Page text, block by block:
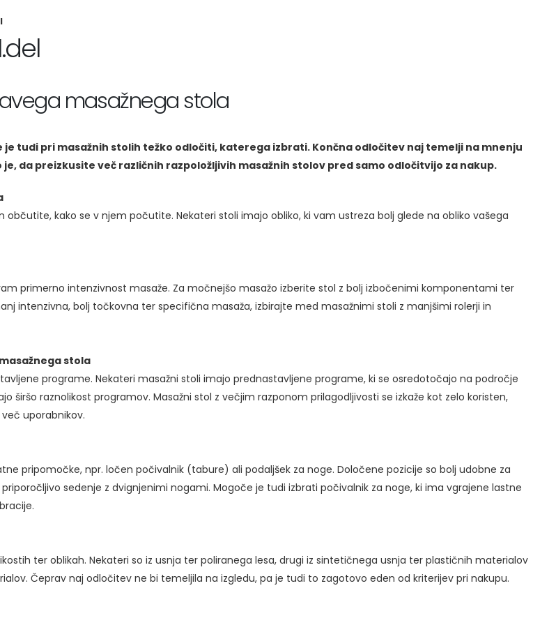
masažnega stola
je tudi pri masažnih stolih težko odločiti, katerega izbrati. Končna odločitev naj temelji na mnenju
da preizkusite več različnih razpoložljivih masažnih stolov pred samo odločitvijo za nakup.
občutite, kako se v njem počutite. Nekateri stoli imajo obliko, ki vam ustreza bolj glede na obliko vašega
primerno intenzivnost masaže. Za močnejšo masažo izberite stol z bolj izbočenimi komponentami ter
intenzivna, bolj točkovna ter specifična masaža, izbirajte med masažnimi stoli z manjšimi rolerji in
stola
programe. Nekateri masažni stoli imajo prednastavljene programe, ki se osredotočajo na področje
širšo raznolikost programov. Masažni stol z večjim razponom prilagodljivosti se izkaže kot zelo koristen,
uporabnikov.
pripomočke, npr. ločen počivalnik (tabure) ali podaljšek za noge. Določene pozicije so bolj udobne za
sedenje z dvignjenimi nogami. Mogoče je tudi izbrati počivalnik za noge, ki ima vgrajene lastne
ter oblikah. Nekateri so iz usnja ter poliranega lesa, drugi iz sintetičnega usnja ter plastičnih materialov
Čeprav naj odločitev ne bi temeljila na izgledu, pa je tudi to zagotovo eden od kriterijev pri nakupu.